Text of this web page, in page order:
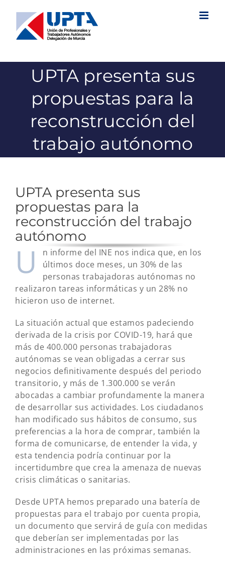
contenido
UPTA presenta sus
propuestas para la
reconstrucción del
trabajo autónomo
UPTA presenta sus
propuestas para la
reconstrucción del trabajo
autónomo
U
n informe del INE nos indica que, en los
últimos doce meses, un 30% de las
personas trabajadoras autónomas no
realizaron tareas informáticas y un 28% no
hicieron uso de internet.
La situación actual que estamos padeciendo
derivada de la crisis por COVID-19, hará que
más de 400.000 personas trabajadoras
autónomas se vean obligadas a cerrar sus
negocios definitivamente después del periodo
transitorio, y más de 1.300.000 se verán
abocadas a cambiar profundamente la manera
de desarrollar sus actividades. Los ciudadanos
han modificado sus hábitos de consumo, sus
preferencias a la hora de comprar, también la
forma de comunicarse, de entender la vida, y
esta tendencia podría continuar por la
incertidumbre que crea la amenaza de nuevas
crisis climáticas o sanitarias.
Desde UPTA hemos preparado una batería de
propuestas para el trabajo por cuenta propia,
un documento que servirá de guía con medidas
que deberían ser implementadas por las
administraciones en las próximas semanas.